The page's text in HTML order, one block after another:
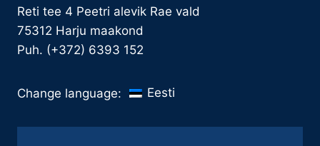
Reti tee 4 Peetri alevik Rae vald
75312 Harju maakond
Puh. (+372) 6393 152
Change language: Eesti